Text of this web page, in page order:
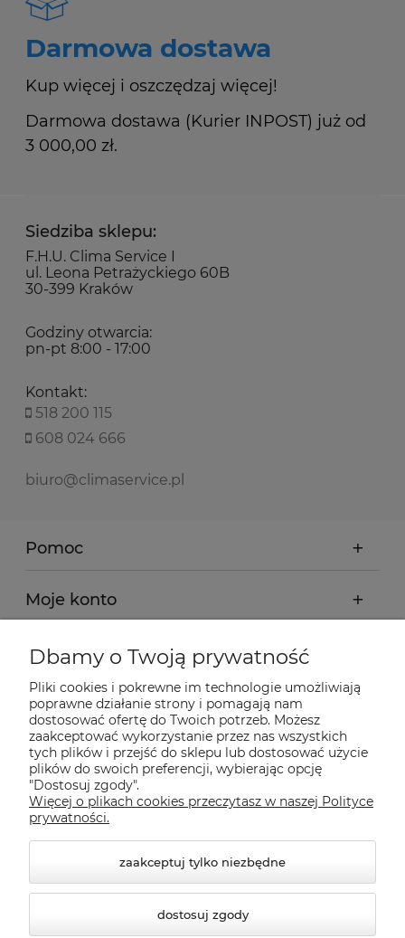
Darmowa dostawa
Kup więcej i oszczędzaj więcej!
Darmowa dostawa (Kurier INPOST) już od
3 000,00 zł.
Siedziba sklepu:
F.H.U. Clima Service I
ul. Leona Petrażyckiego 60B
30-399 Kraków
Godziny otwarcia:
pn-pt 8:00 - 17:00
Kontakt:
518 200 115
608 024 666
biuro@climaservice.pl
Pomoc
Moje konto
Płatności i dostawa
Informacje
O nas
Nasze sklepy Allegro
Dbamy o Twoją prywatność
Pliki cookies i pokrewne im technologie umożliwiają
poprawne działanie strony i pomagają nam
dostosować ofertę do Twoich potrzeb. Możesz
zaakceptować wykorzystanie przez nas wszystkich
tych plików i przejść do sklepu lub dostosować użycie
plików do swoich preferencji, wybierając opcję
"Dostosuj zgody".
Więcej o plikach cookies przeczytasz w naszej Polityce
prywatności.
zaakceptuj tylko niezbędne
dostosuj zgody